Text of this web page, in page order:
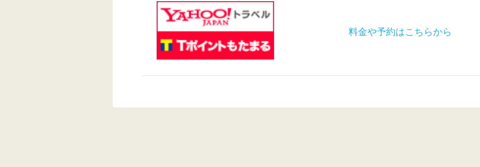
料金や予約はこちらから